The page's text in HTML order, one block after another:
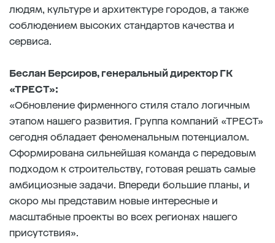
людям, культуре и архитектуре городов, а также
соблюдением высоких стандартов качества и
сервиса.
Беслан Берсиров, генеральный директор ГК
«ТРЕСТ»:
«Обновление фирменного стиля стало логичным
этапом нашего развития. Группа компаний «ТРЕСТ»
сегодня обладает феноменальным потенциалом.
Сформирована сильнейшая команда с передовым
подходом к строительству, готовая решать самые
амбициозные задачи. Впереди большие планы, и
скоро мы представим новые интересные и
масштабные проекты во всех регионах нашего
присутствия».